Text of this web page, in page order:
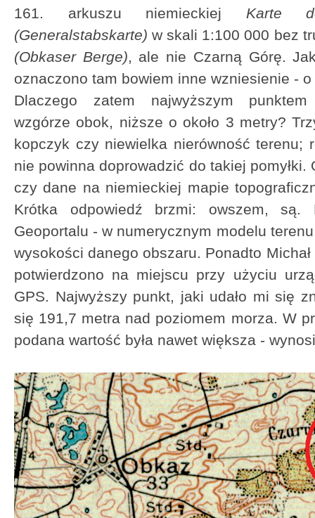
161. arkuszu niemieckiej Karte
(Generalstabskarte) w skali 1:100 000 bez
(Obkaser Berge), ale nie Czarną Górę.
oznaczono tam bowiem inne wzniesienie -
Dlaczego zatem najwyższym punktem
wzgórze obok, niższe o około 3 metry?
kopczyk czy niewielka nierówność terenu;
nie powinna doprowadzić do takiej
czy dane na niemieckiej mapie
Krótka odpowiedź brzmi: owszem,
Geoportalu - w numerycznym modelu
wysokości danego obszaru. Ponadto
potwierdzono na miejscu przy użyciu
GPS. Najwyższy punkt, jaki udało mi się
się 191,7 metra nad poziomem morza. W
podana wartość była nawet większa -